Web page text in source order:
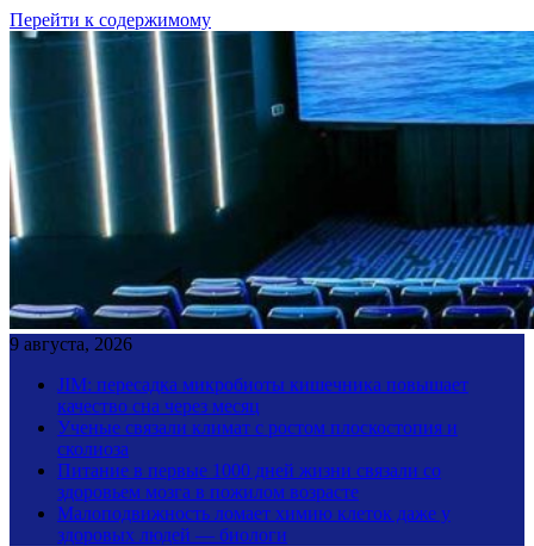
Перейти к содержимому
9 августа, 2026
JIM: пересадка микробиоты кишечника повышает
качество сна через месяц
Ученые связали климат с ростом плоскостопия и
сколиоза
Питание в первые 1000 дней жизни связали со
здоровьем мозга в пожилом возрасте
Малоподвижность ломает химию клеток даже у
здоровых людей — биологи